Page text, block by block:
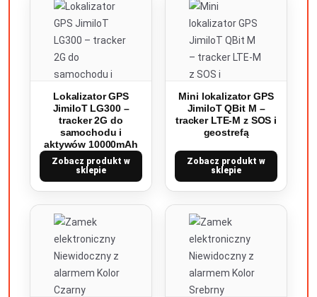
Lokalizator GPS
JimiIoT LG300 –
tracker 2G do
samochodu i
aktywów 10000mAh
Zobacz produkt w
sklepie
Mini lokalizator GPS
JimiIoT QBit M –
tracker LTE-M z SOS i
geostrefą
Zobacz produkt w
sklepie